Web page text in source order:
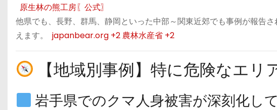
原生林の熊工房〖公式〗
他県でも、長野、群馬、静岡といった中部～関東近郊でも事例が報告
えます。
japanbear.org +2農林水産省 +2
【地域別事例】特に危険なエリ
岩手県でのクマ人身被害が深刻化し